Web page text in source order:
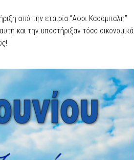
από την εταιρία “Αφοι Κασάμπαλη”
και την υποστήριξαν τόσο οικονομικά